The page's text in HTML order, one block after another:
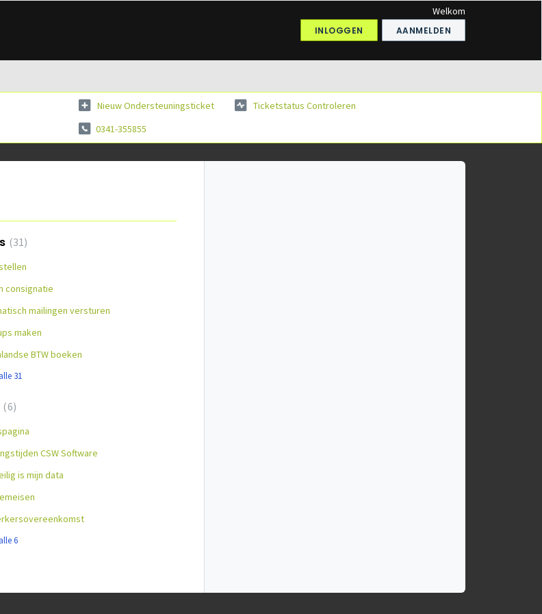
Welkom
INLOGGEN AANMELDEN
Nieuw Ondersteuningsticket
Ticketstatus Controleren
0341-355855
31
consignatie
mailingen versturen
maken
BTW boeken
31
6
CSW Software
is mijn data
6